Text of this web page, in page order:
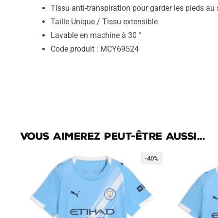
Tissu anti-transpiration pour garder les pieds au
Taille Unique / Tissu extensible
Lavable en machine à 30 °
Code produit : MCY69524
Vous aimerez peut-être aussi...
-40%